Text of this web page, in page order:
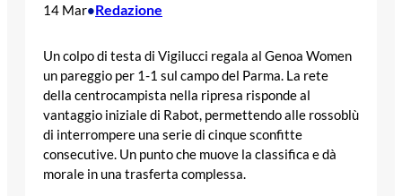
14 Mar•Redazione
Un colpo di testa di Vigilucci regala al Genoa Women
un pareggio per 1-1 sul campo del Parma. La rete
della centrocampista nella ripresa risponde al
vantaggio iniziale di Rabot, permettendo alle rossoblù
di interrompere una serie di cinque sconfitte
consecutive. Un punto che muove la classifica e dà
morale in una trasferta complessa.